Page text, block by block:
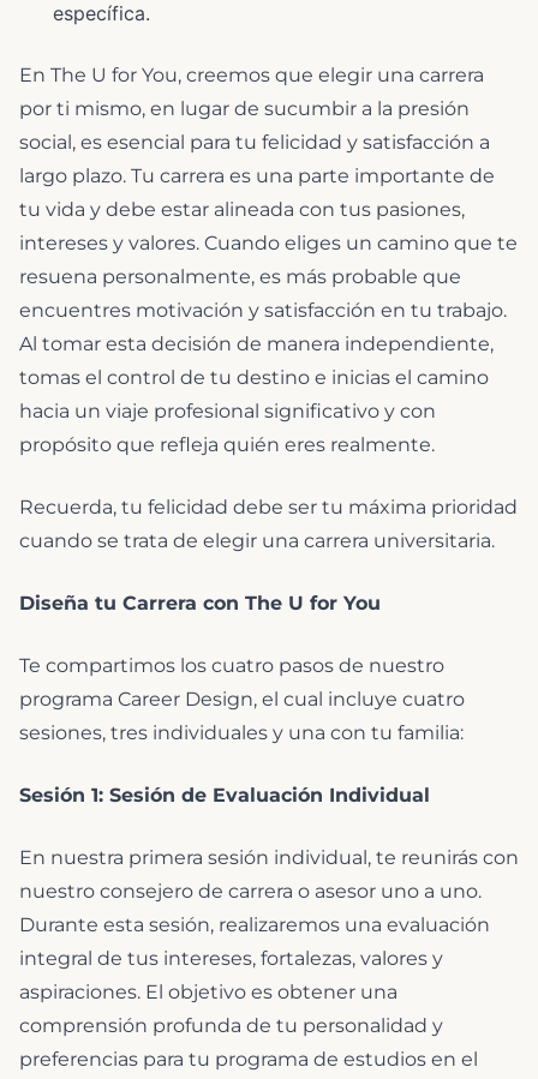
específica.
En The U for You, creemos que elegir una carrera
por ti mismo, en lugar de sucumbir a la presión
social, es esencial para tu felicidad y satisfacción a
largo plazo. Tu carrera es una parte importante de
tu vida y debe estar alineada con tus pasiones,
intereses y valores. Cuando eliges un camino que te
resuena personalmente, es más probable que
encuentres motivación y satisfacción en tu trabajo.
Al tomar esta decisión de manera independiente,
tomas el control de tu destino e inicias el camino
hacia un viaje profesional significativo y con
propósito que refleja quién eres realmente.
Recuerda, tu felicidad debe ser tu máxima prioridad
cuando se trata de elegir una carrera universitaria.
Diseña tu Carrera con The U for You
Te compartimos los cuatro pasos de nuestro
programa Career Design, el cual incluye cuatro
sesiones, tres individuales y una con tu familia:
Sesión 1: Sesión de Evaluación Individual
En nuestra primera sesión individual, te reunirás con
nuestro consejero de carrera o asesor uno a uno.
Durante esta sesión, realizaremos una evaluación
integral de tus intereses, fortalezas, valores y
aspiraciones. El objetivo es obtener una
comprensión profunda de tu personalidad y
preferencias para tu programa de estudios en el